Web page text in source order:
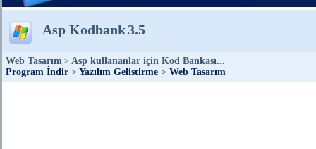
Asp Kodbank3.5
Web Tasarım > Asp kullananlar için Kod Bankası...
Program İndir > Yazılım Gelistirme > Web Tasarım